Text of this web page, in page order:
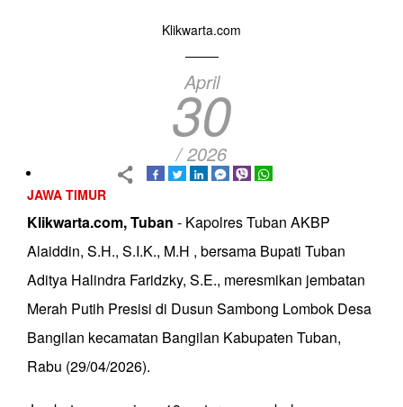
Klikwarta.com
April
30
/ 2026
JAWA TIMUR
Klikwarta.com, Tuban - Kapolres Tuban AKBP
Alaiddin, S.H., S.I.K., M.H , bersama Bupati Tuban
Aditya Halindra Faridzky, S.E., meresmikan jembatan
Merah Putih Presisi di Dusun Sambong Lombok Desa
Bangilan kecamatan Bangilan Kabupaten Tuban,
Rabu (29/04/2026).